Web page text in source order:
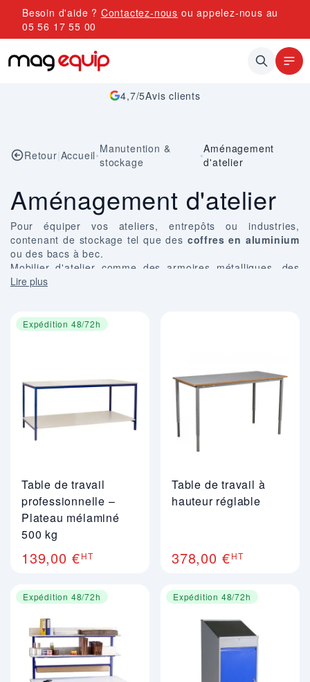
Allez au contenu
Besoin d'aide ? Contactez-nous ou appelez-nous au
05 56 17 55 00
4,7/5Avis clients
Retour|Accueil•Manutention &
stockage
•Aménagement
d'atelier
Aménagement d'atelier
Pour équiper vos ateliers, entrepôts ou industries,
contenant de stockage tel que des coffres en aluminium
ou des bacs à bec.
Mobilier d'atelier comme des armoires métalliques, des
établis et des sièges techniques d'atelier.
Lire plus
Expédition 48/72h
Table de travail
professionnelle –
Plateau mélaminé
500 kg
139,00 €HT
Table de travail à
hauteur réglable
378,00 €HT
Expédition 48/72h Expédition 48/72h